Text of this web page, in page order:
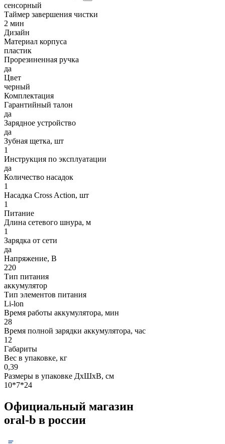
сенсорный
Таймер завершения чистки
2 мин
Дизайн
Материал корпуса
пластик
Прорезиненная ручка
да
Цвет
черный
Комплектация
Гарантийный талон
да
Зарядное устройство
да
Зубная щетка, шт
1
Инструкция по эксплуатации
да
Количество насадок
1
Насадка Cross Action, шт
1
Питание
Длина сетевого шнура, м
1
Зарядка от сети
да
Напряжение, В
220
Тип питания
аккумулятор
Тип элементов питания
Li-lon
Время работы аккумулятора, мин
28
Время полной зарядки аккумулятора, час
12
Габариты
Вес в упаковке, кг
0,39
Размеры в упаковке ДxШxВ, см
10*7*24
Официальный магазин
oral-b в россии